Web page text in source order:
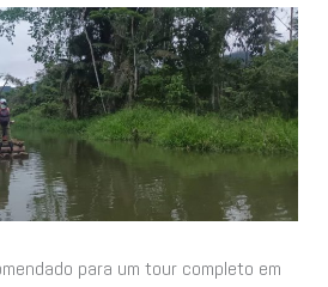
para um tour completo em